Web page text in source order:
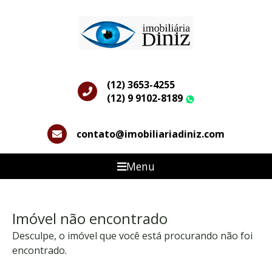
(12) 3653-4255
(12) 9 9102-8189
contato@imobiliariadiniz.com
Menu
Imóvel não encontrado
Desculpe, o imóvel que você está procurando não foi
encontrado.